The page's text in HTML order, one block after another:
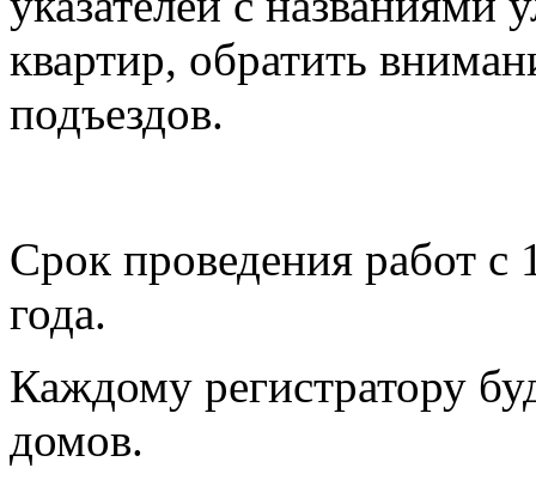
квартир, обратить
подъездов.
Срок проведения работ с
года.
Каждому регистратору
домов.